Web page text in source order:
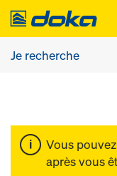
Vous
après vous